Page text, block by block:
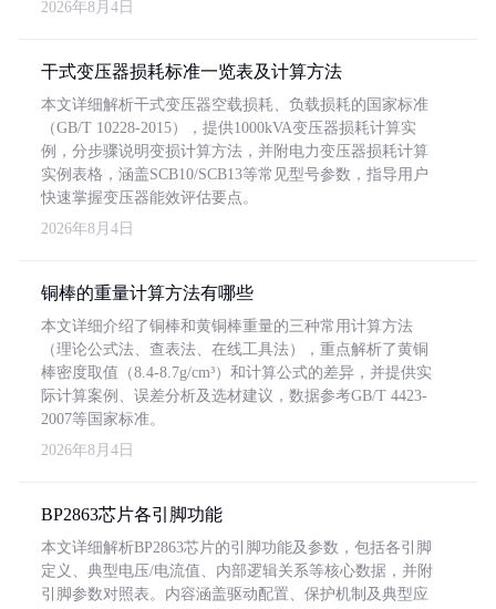
2026年8月4日
干式变压器损耗标准一览表及计算方法
本文详细解析干式变压器空载损耗、负载损耗的国家标准
（GB/T 10228-2015），提供1000kVA变压器损耗计算实
例，分步骤说明变损计算方法，并附电力变压器损耗计算
实例表格，涵盖SCB10/SCB13等常见型号参数，指导用户
快速掌握变压器能效评估要点。
2026年8月4日
铜棒的重量计算方法有哪些
本文详细介绍了铜棒和黄铜棒重量的三种常用计算方法
（理论公式法、查表法、在线工具法），重点解析了黄铜
棒密度取值（8.4-8.7g/cm³）和计算公式的差异，并提供实
际计算案例、误差分析及选材建议，数据参考GB/T 4423-
2007等国家标准。
2026年8月4日
BP2863芯片各引脚功能
本文详细解析BP2863芯片的引脚功能及参数，包括各引脚
定义、典型电压/电流值、内部逻辑关系等核心数据，并附
引脚参数对照表。内容涵盖驱动配置、保护机制及典型应